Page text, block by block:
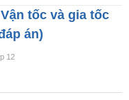
tốc và gia tốc
án)
12